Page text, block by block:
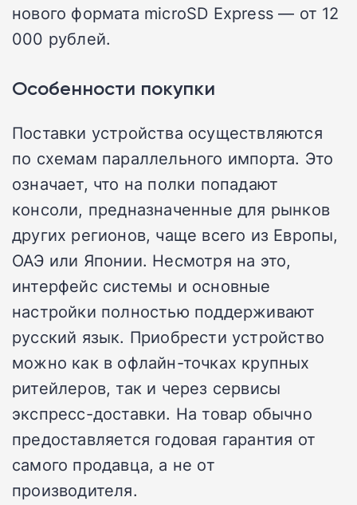
нового формата microSD Express — от 12
000 рублей.
Особенности покупки
Поставки устройства осуществляются
по схемам параллельного импорта. Это
означает, что на полки попадают
консоли, предназначенные для рынков
других регионов, чаще всего из Европы,
ОАЭ или Японии. Несмотря на это,
интерфейс системы и основные
настройки полностью поддерживают
русский язык. Приобрести устройство
можно как в офлайн-точках крупных
ритейлеров, так и через сервисы
экспресс-доставки. На товар обычно
предоставляется годовая гарантия от
самого продавца, а не от
производителя.